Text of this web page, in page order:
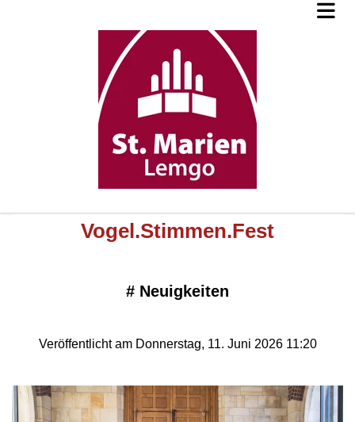
Vogel.Stimmen.Fest
# Neuigkeiten
Veröffentlicht am Donnerstag, 11. Juni 2026 11:20